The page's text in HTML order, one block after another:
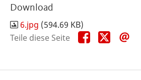
Download
6.jpg (594.69 KB)
Teile diese Seite
Teile
diese
Teile
diese